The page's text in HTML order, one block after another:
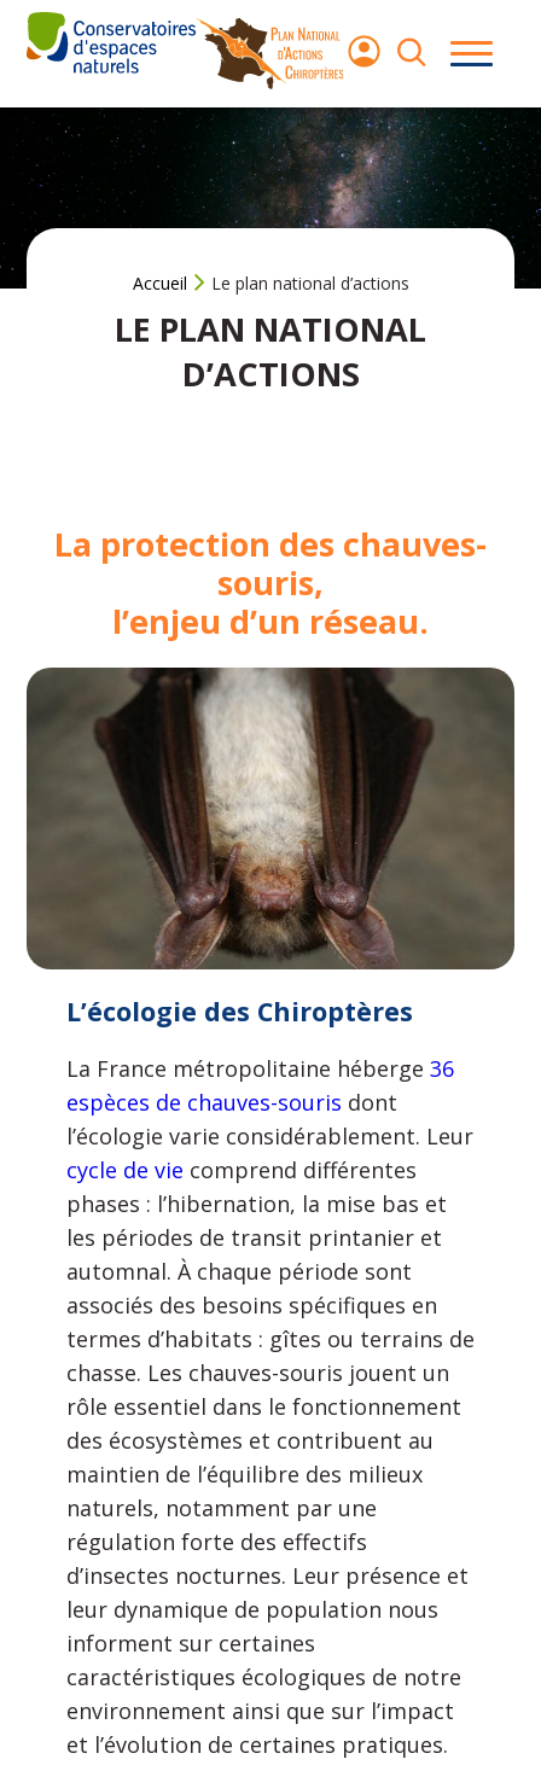
Aller
contenu
chauves-
souris
Le Plan
National
Agir pour les
chauves‑souris
Accueil Le plan national d’actions
LE PLAN NATIONAL
D’ACTIONS
La protection des chauves-
souris,
l’enjeu d’un réseau.
L’écologie des Chiroptères
La France métropolitaine héberge 36
espèces de chauves-souris dont
l’écologie varie considérablement. Leur
cycle de vie comprend différentes
phases : l’hibernation, la mise bas et
les périodes de transit printanier et
automnal. À chaque période sont
associés des besoins spécifiques en
termes d’habitats : gîtes ou terrains de
chasse. Les chauves-souris jouent un
rôle essentiel dans le fonctionnement
des écosystèmes et contribuent au
maintien de l’équilibre des milieux
naturels, notamment par une
régulation forte des effectifs
d’insectes nocturnes. Leur présence et
leur dynamique de population nous
informent sur certaines
caractéristiques écologiques de notre
environnement ainsi que sur l’impact
et l’évolution de certaines pratiques.